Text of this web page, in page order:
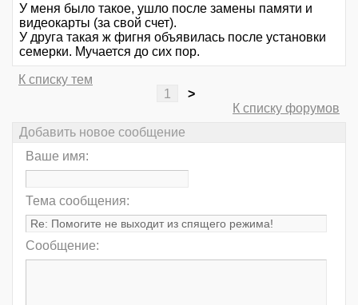
У меня было такое, ушло после замены памяти и
видеокарты (за свой счет).
У друга такая ж фигня объявилась после установки
семерки. Мучается до сих пор.
К списку тем
1
>
К списку форумов
Добавить новое сообщение
Ваше имя:
Тема сообщения:
Сообщение: